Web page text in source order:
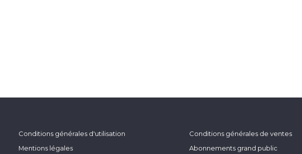
Conditions générales d'utilisation
Mentions légales
Conditions générales de ventes
Abonnements grand public